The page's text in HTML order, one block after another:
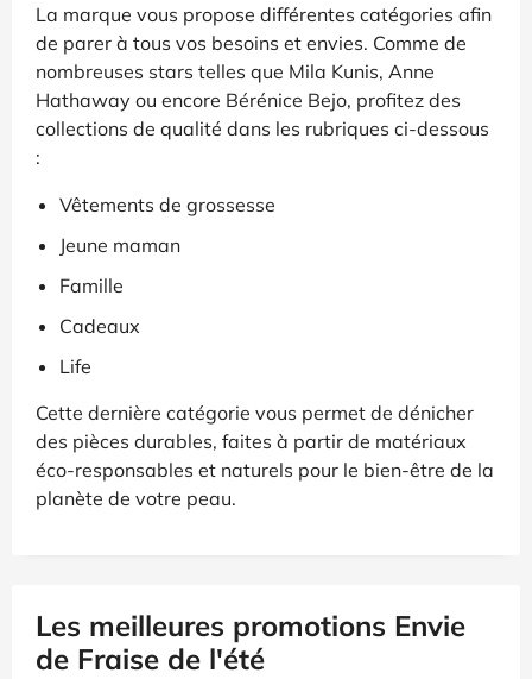
La marque vous propose différentes catégories afin
de parer à tous vos besoins et envies. Comme de
nombreuses stars telles que Mila Kunis, Anne
Hathaway ou encore Bérénice Bejo, profitez des
collections de qualité dans les rubriques ci-dessous
:
Vêtements de grossesse
Jeune maman
Famille
Cadeaux
Life
Cette dernière catégorie vous permet de dénicher
des pièces durables, faites à partir de matériaux
éco-responsables et naturels pour le bien-être de la
planète de votre peau.
Les meilleures promotions Envie
de Fraise de l'été